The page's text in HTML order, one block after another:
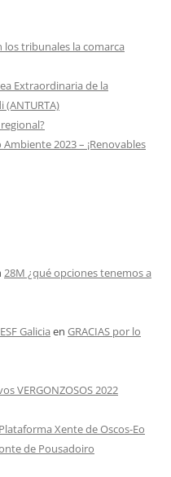
tribunales la comarca
Extraordinaria de la
2023 – ¡Renovables
28M ¿qué opciones tenemos a
Galicia en GRACIAS por lo
VERGONZOSOS 2022
Xente de Oscos-Eo
de Pousadoiro